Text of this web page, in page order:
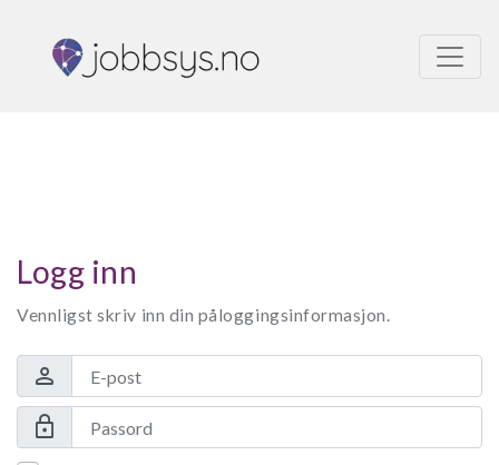
Logg inn
Vennligst skriv inn din påloggingsinformasjon.
person
lock